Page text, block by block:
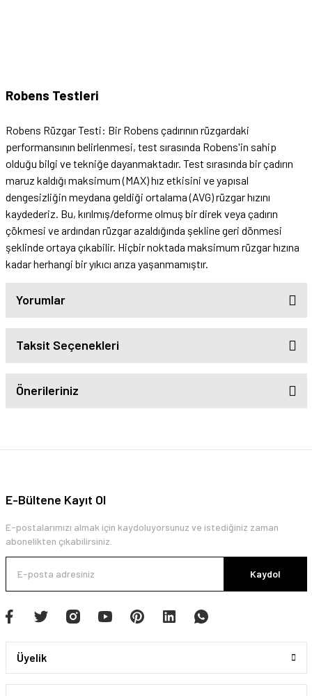
Robens Testleri
Robens Rüzgar Testi: Bir Robens çadırının rüzgardaki
performansının belirlenmesi, test sırasında Robens'in sahip
olduğu bilgi ve tekniğe dayanmaktadır. Test sırasında bir çadırın
maruz kaldığı maksimum (MAX) hız etkisini ve yapısal
dengesizliğin meydana geldiği ortalama (AVG) rüzgar hızını
kaydederiz. Bu, kırılmış/deforme olmuş bir direk veya çadırın
çökmesi ve ardından rüzgar azaldığında şekline geri dönmesi
şeklinde ortaya çıkabilir. Hiçbir noktada maksimum rüzgar hızına
kadar herhangi bir yıkıcı arıza yaşanmamıştır.
Yorumlar
Taksit Seçenekleri
Önerileriniz
E-Bültene Kayıt Ol
E-postalarımızı almak için kaydoluyorsunuz ve istediğiniz zaman
abonelikten çıkabilirsiniz.
Kaydol
Üyelik